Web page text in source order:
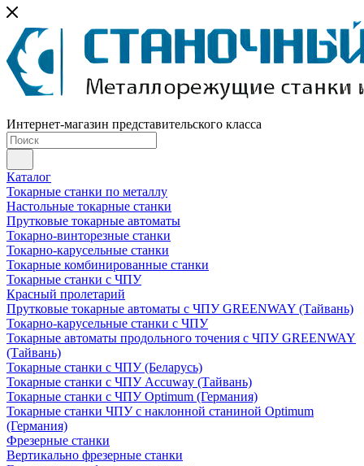
Интернет-магазин представительского класса
Каталог
Токарные станки по металлу
Настольные токарные станки
Прутковые токарные автоматы
Токарно-винторезные станки
Токарно-карусельные станки
Токарные комбинированные станки
Токарные станки с ЧПУ
Красный пролетарий
Прутковые токарные автоматы с ЧПУ GREENWAY (Тайвань)
Токарно-карусельные станки с ЧПУ
Токарные автоматы продольного точения с ЧПУ GREENWAY
(Тайвань)
Токарные станки с ЧПУ (Беларусь)
Токарные станки с ЧПУ Accuway (Тайвань)
Токарные станки с ЧПУ Optimum (Германия)
Токарные станки ЧПУ с наклонной станиной Optimum
(Германия)
Фрезерные станки
Вертикально фрезерные станки